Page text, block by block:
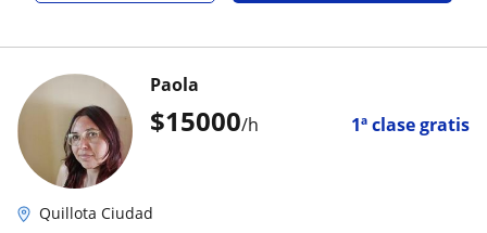
$15000/h 1ª clase gratis
Paola
Quillota Ciudad